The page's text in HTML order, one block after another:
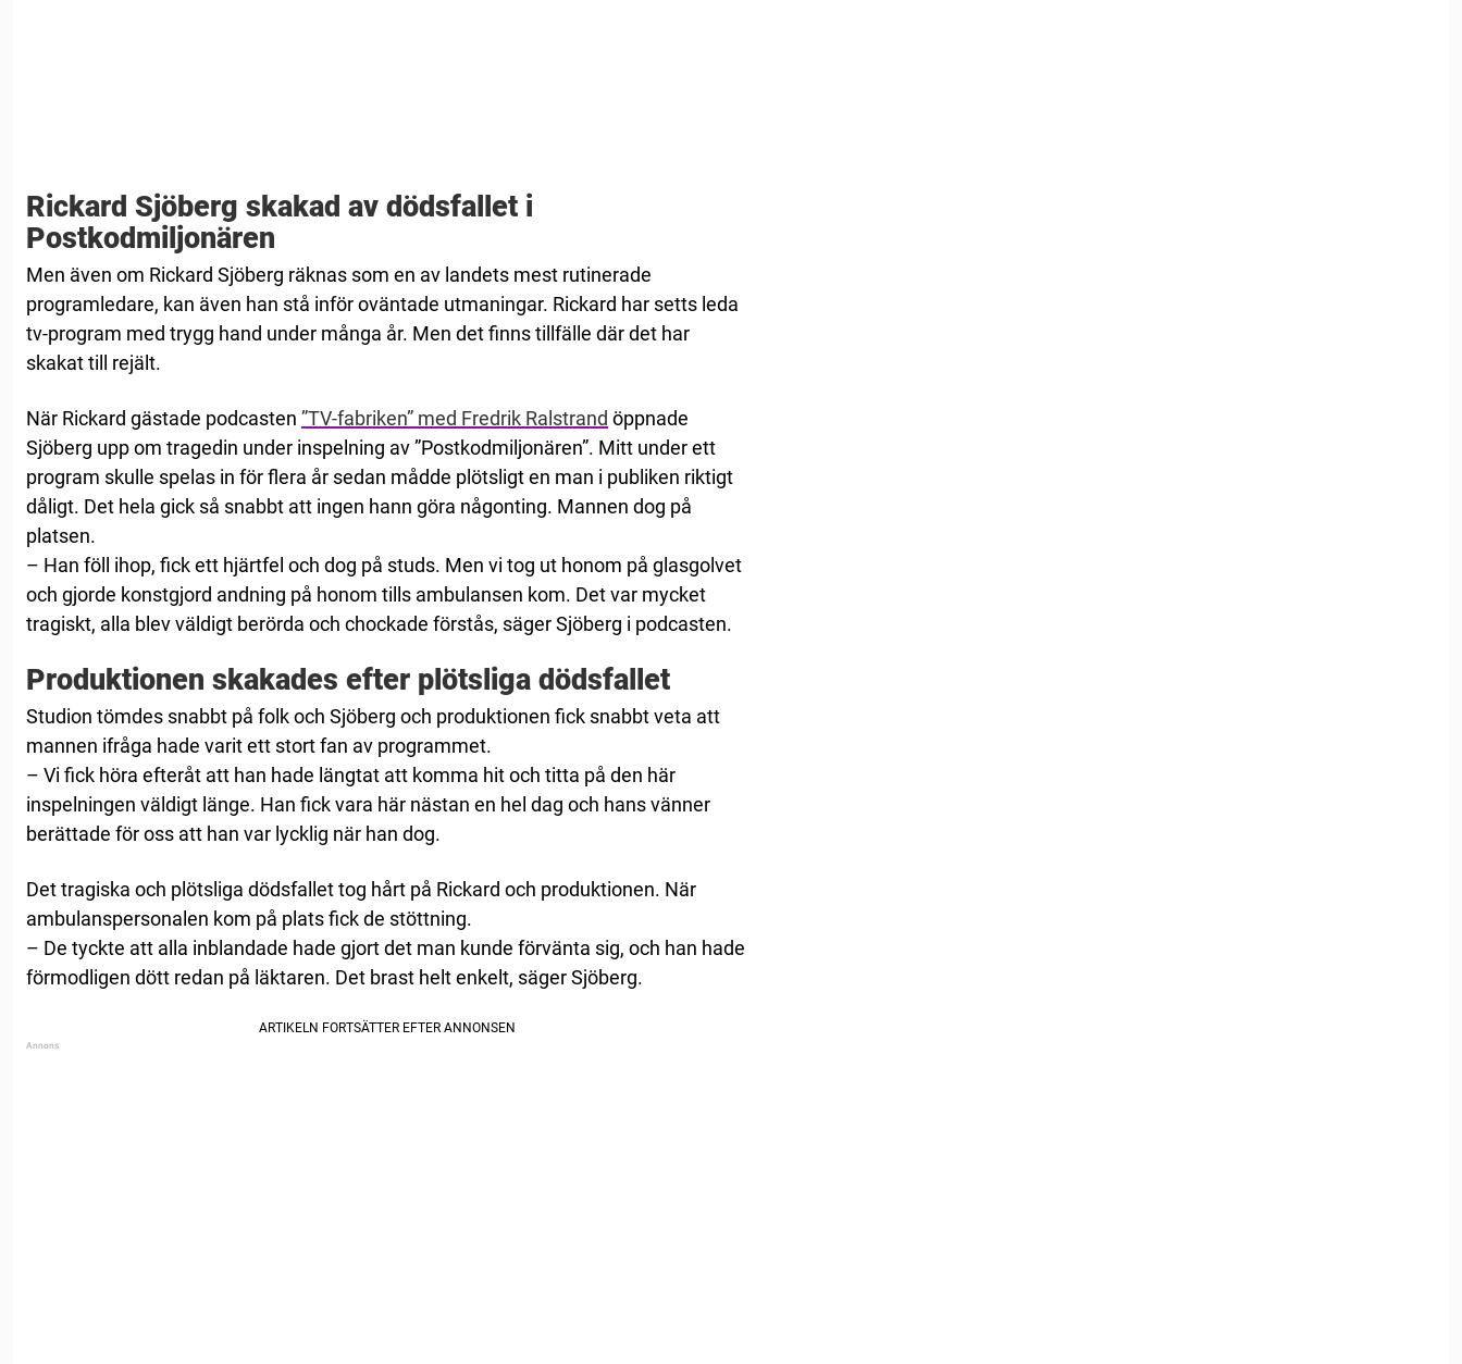
Rickard Sjöberg skakad av dödsfallet i
Postkodmiljonären
Men även om Rickard Sjöberg räknas som en av landets mest rutinerade
programledare, kan även han stå inför oväntade utmaningar. Rickard har setts leda
tv-program med trygg hand under många år. Men det finns tillfälle där det har
skakat till rejält.
När Rickard gästade podcasten ”TV-fabriken” med Fredrik Ralstrand öppnade
Sjöberg upp om tragedin under inspelning av ”Postkodmiljonären”. Mitt under ett
program skulle spelas in för flera år sedan mådde plötsligt en man i publiken riktigt
dåligt. Det hela gick så snabbt att ingen hann göra någonting. Mannen dog på
platsen.
– Han föll ihop, fick ett hjärtfel och dog på studs. Men vi tog ut honom på glasgolvet
och gjorde konstgjord andning på honom tills ambulansen kom. Det var mycket
tragiskt, alla blev väldigt berörda och chockade förstås, säger Sjöberg i podcasten.
Produktionen skakades efter plötsliga dödsfallet
Studion tömdes snabbt på folk och Sjöberg och produktionen fick snabbt veta att
mannen ifråga hade varit ett stort fan av programmet.
– Vi fick höra efteråt att han hade längtat att komma hit och titta på den här
inspelningen väldigt länge. Han fick vara här nästan en hel dag och hans vänner
berättade för oss att han var lycklig när han dog.
Det tragiska och plötsliga dödsfallet tog hårt på Rickard och produktionen. När
ambulanspersonalen kom på plats fick de stöttning.
– De tyckte att alla inblandade hade gjort det man kunde förvänta sig, och han hade
förmodligen dött redan på läktaren. Det brast helt enkelt, säger Sjöberg.